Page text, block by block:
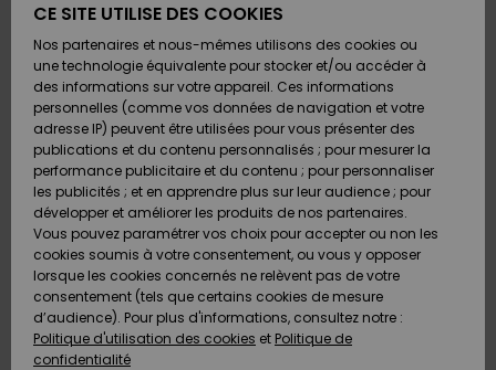
Chaussures
& Tongs
Surf
Snow
Nouveautés
Chaussures
& Tongs
Surf
Snow
Nouveautés
FEMME
A
Découvrir
Snow
SURF
Surf
Shop
Enfant
Highlights
Communauté
SNOW
Snow
Shop
Enfant
Snow
Shop
Femme
A
Découvrir
Communauté
OUTLET
Enfant
Outlet
Femme
AIDE &
CONTACT
Retours
Paiement
Carte
Cadeau
Quiksilver
Freedom
Protection
des
MAGASINS
CE SITE UTILISE DES COOKIES
Nos partenaires et nous-mêmes utilisons des cookies ou
une technologie équivalente pour stocker et/ou accéder à
des informations sur votre appareil. Ces informations
personnelles (comme vos données de navigation et votre
adresse IP) peuvent être utilisées pour vous présenter des
publications et du contenu personnalisés ; pour mesurer la
performance publicitaire et du contenu ; pour personnaliser
les publicités ; et en apprendre plus sur leur audience ; pour
développer et améliorer les produits de nos partenaires.
Vous pouvez paramétrer vos choix pour accepter ou non les
cookies soumis à votre consentement, ou vous y opposer
lorsque les cookies concernés ne relèvent pas de votre
consentement (tels que certains cookies de mesure
d’audience). Pour plus d'informations, consultez notre :
Politique d'utilisation des cookies et Politique de
confidentialité